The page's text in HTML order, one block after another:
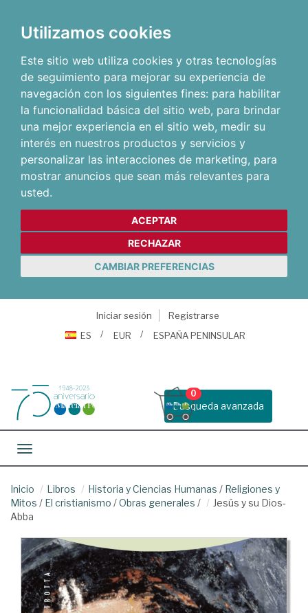
Utilizamos cookies
Este sitio web utiliza cookies y otras tecnologías
de seguimiento para mejorar su experiencia de
navegación con los siguientes fines: para habilitar
la funcionalidad básica del sitio web, para brindar
una mejor experiencia en el sitio web, medir su
interés en nuestros productos y servicios y
personalizar las interacciones de marketing, para
mostrar anuncios que sean más relevantes para
usted.
ACEPTAR
RECHAZAR
CAMBIAR PREFERENCIAS
Iniciar sesión
Registrarse
ES
EUR ESPAÑA PENINSULAR
Busqueda avanzada
0
Toggle navigation
Inicio Libros Historia y Ciencias Humanas / Religiones y
Mitos / El cristianismo /Obras generales /
Jesús y su Dios-
Abba